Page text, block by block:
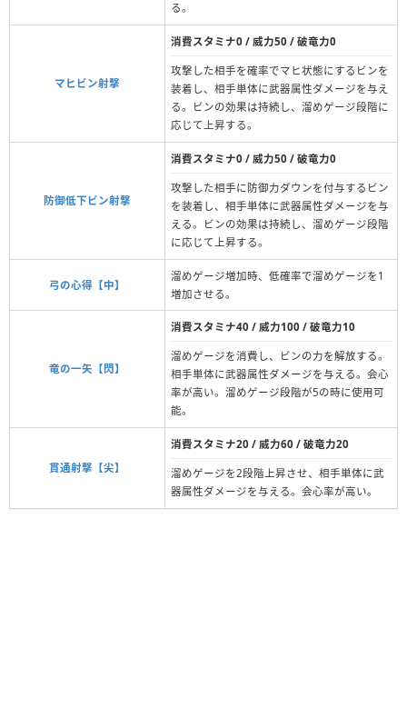
る。
マヒビン射撃
消費スタミナ0 / 威力50 / 破竜力0
攻撃した相手を確率でマヒ状態にするビンを
装着し、相手単体に武器属性ダメージを与え
る。ビンの効果は持続し、溜めゲージ段階に
応じて上昇する。
防御低下ビン射撃
消費スタミナ0 / 威力50 / 破竜力0
攻撃した相手に防御力ダウンを付与するビン
を装着し、相手単体に武器属性ダメージを与
える。ビンの効果は持続し、溜めゲージ段階
に応じて上昇する。
弓の心得【中】
溜めゲージ増加時、低確率で溜めゲージを1
増加させる。
竜の一矢【閃】
消費スタミナ40 / 威力100 / 破竜力10
溜めゲージを消費し、ビンの力を解放する。
相手単体に武器属性ダメージを与える。会心
率が高い。溜めゲージ段階が5の時に使用可
能。
貫通射撃【尖】
消費スタミナ20 / 威力60 / 破竜力20
溜めゲージを2段階上昇させ、相手単体に武
器属性ダメージを与える。会心率が高い。